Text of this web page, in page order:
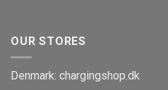
OUR STORES
Denmark: chargingshop.dk